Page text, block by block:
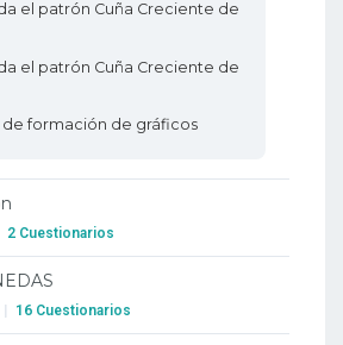
el patrón Cuña Creciente de
el patrón Cuña Creciente de
de formación de gráficos
2 Cuestionarios
tus entradas cuando operes
| 16 Cuestionarios